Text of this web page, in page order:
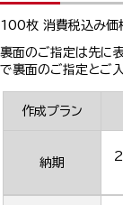
100枚 消費税込み価
裏面のご指定は先に
で裏面のご指定とご
作成プラン
納期